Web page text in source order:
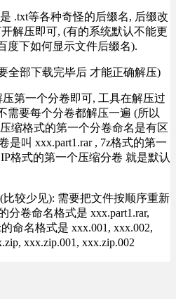
.txt等各种奇怪的后缀名, 后缀改
解压即可, (有的系统默认不能更
度下如何显示文件后缀名).
全部下载完毕后 才能正确解压)
第一个分卷即可, 工具在解压过
需要每个分卷都解压一遍 (所以
缩格式的第一个分卷命名是有区
是叫 xxx.part1.rar , 7z格式的第一
格式的第一个压缩分卷 就是默认
较少见): 需要把文件按顺序重新
分卷命名格式是 xxx.part1.rar,
的命名格式是 xxx.001, xxx.002,
xxx.zip.001, xxx.zip.002